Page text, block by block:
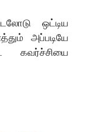
ஒட்டிய
அப்படியே
கவர்ச்சியை